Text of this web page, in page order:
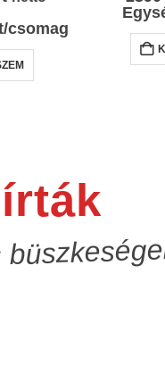
is:
csomag